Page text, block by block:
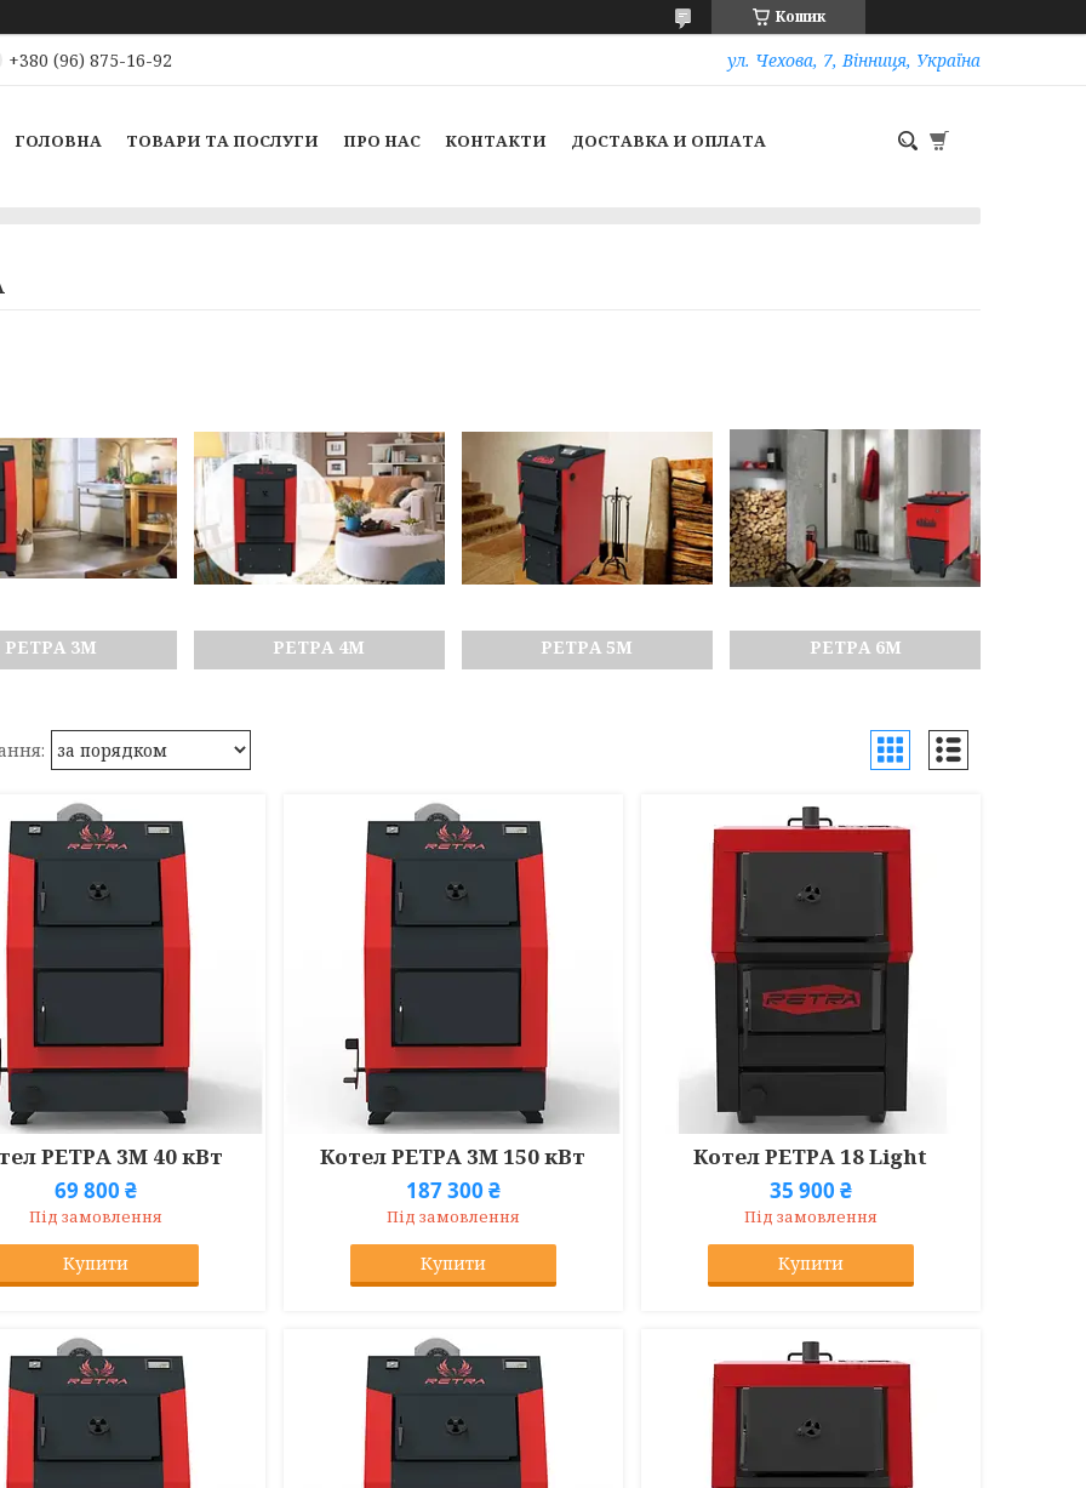
Кошик
+380 (96) 875-16-92 ул. Чехова, 7, Вінниця, Україна
ГОЛОВНА ТОВАРИ ТА ПОСЛУГИ ПРО НАС КОНТАКТИ ДОСТАВКА И ОПЛАТА
РЕТРА 3М РЕТРА 4М РЕТРА 5М РЕТРА 6М
РЕТРА 3М 40 кВт
69 800 ₴
Під замовлення
Купити
Котел РЕТРА 3М 150 кВт
187 300 ₴
Під замовлення
Купити
Котел РЕТРА 18 Light
35 900 ₴
Під замовлення
Купити